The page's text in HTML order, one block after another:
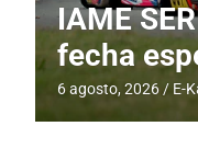
IAME
fecha
4 agosto, 2026 E-